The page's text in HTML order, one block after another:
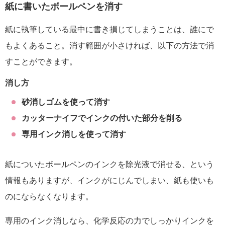
紙に書いたボールペンを消す
紙に執筆している最中に書き損じてしまうことは、誰にで
もよくあること。消す範囲が小さければ、以下の方法で消
すことができます。
消し方
砂消しゴムを使って消す
カッターナイフでインクの付いた部分を削る
専用インク消しを使って消す
紙についたボールペンのインクを除光液で消せる、という
情報もありますが、インクがにじんでしまい、紙も使いも
のにならなくなります。
専用のインク消しなら、化学反応の力でしっかりインクを